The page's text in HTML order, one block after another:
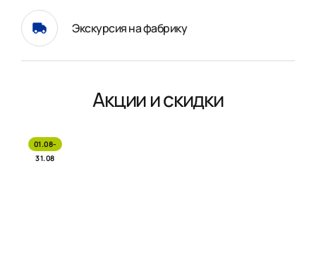
Экскурсия на фабрику
Акции и скидки
01.08-
31.08